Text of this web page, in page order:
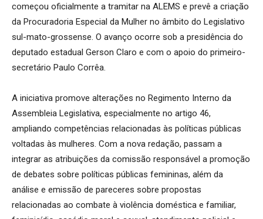
começou oficialmente a tramitar na ALEMS e prevê a criação
da Procuradoria Especial da Mulher no âmbito do Legislativo
sul-mato-grossense. O avanço ocorre sob a presidência do
deputado estadual Gerson Claro e com o apoio do primeiro-
secretário Paulo Corrêa.
A iniciativa promove alterações no Regimento Interno da
Assembleia Legislativa, especialmente no artigo 46,
ampliando competências relacionadas às políticas públicas
voltadas às mulheres. Com a nova redação, passam a
integrar as atribuições da comissão responsável a promoção
de debates sobre políticas públicas femininas, além da
análise e emissão de pareceres sobre propostas
relacionadas ao combate à violência doméstica e familiar,